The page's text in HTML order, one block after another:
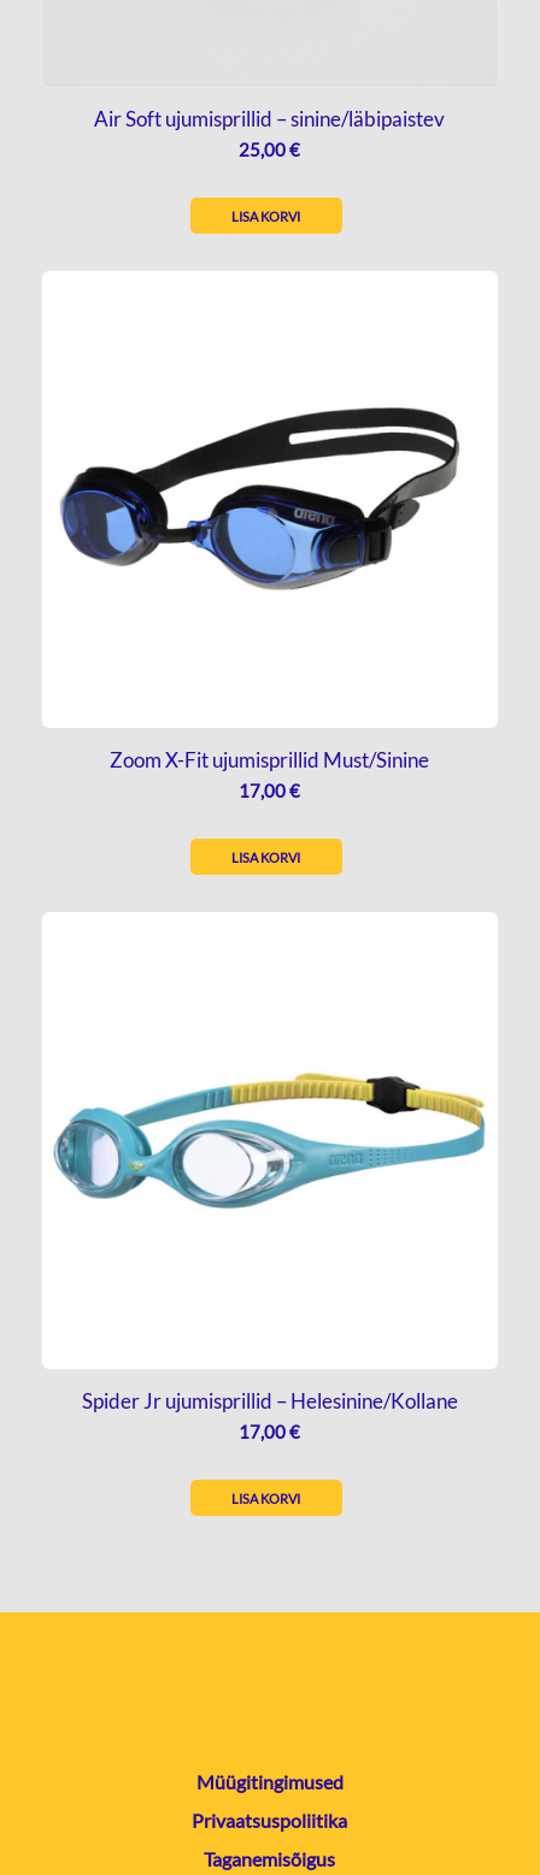
Air Soft ujumisprillid – sinine/läbipaistev
25,00€
LISA KORVI
Zoom X-Fit ujumisprillid Must/Sinine
17,00€
LISA KORVI
Spider Jr ujumisprillid – Helesinine/Kollane
17,00€
LISA KORVI
Müügitingimused
Privaatsuspoliitika
Taganemisõigus